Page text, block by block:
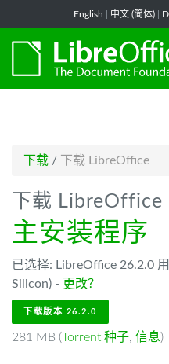
English 中文 (简体)
下载 / 下载 LibreOffice
下载 LibreOffice
主安装程序
已选择: LibreOffice 26.2.0
Silicon) - 更改？
下载版本 26.2.0
281 MB (Torrent 种子, 信息)